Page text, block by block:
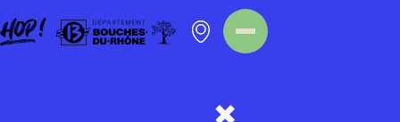
Nos évènements